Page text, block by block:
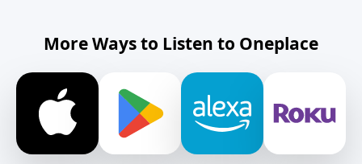
More Ways to Listen to Oneplace